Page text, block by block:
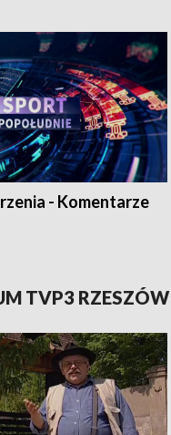
- Komentarze
TVP3 RZESZÓW